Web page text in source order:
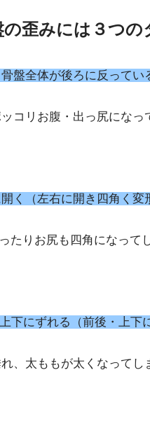
の歪みには３つの
盤全体が後ろに反ってい
コリお腹・出っ尻になっ
く（左右に開き四角く変
たりお尻も四角になって
下にずれる（前後・上下
、太ももが太くなってし